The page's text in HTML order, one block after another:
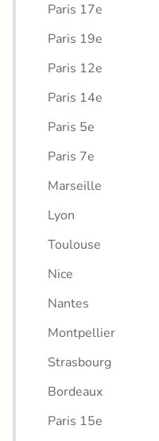
Paris 17e
Paris 19e
Paris 12e
Paris 14e
Paris 5e
Paris 7e
Marseille
Lyon
Toulouse
Nice
Nantes
Montpellier
Strasbourg
Bordeaux
Paris 15e